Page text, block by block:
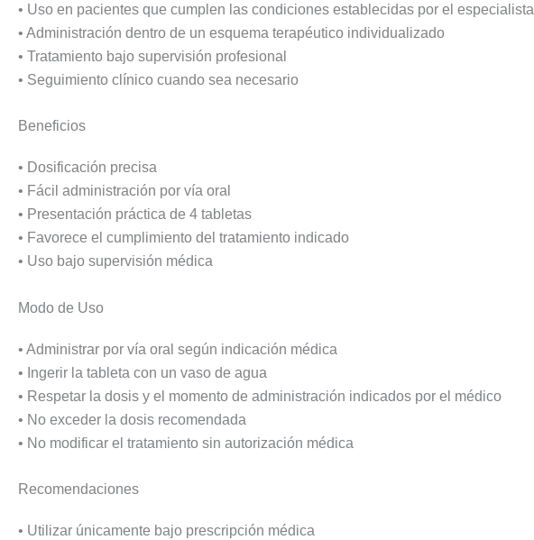
• Uso en pacientes que cumplen las condiciones establecidas por el especialista
• Administración dentro de un esquema terapéutico individualizado
• Tratamiento bajo supervisión profesional
• Seguimiento clínico cuando sea necesario
Beneficios
• Dosificación precisa
• Fácil administración por vía oral
• Presentación práctica de 4 tabletas
• Favorece el cumplimiento del tratamiento indicado
• Uso bajo supervisión médica
Modo de Uso
• Administrar por vía oral según indicación médica
• Ingerir la tableta con un vaso de agua
• Respetar la dosis y el momento de administración indicados por el médico
• No exceder la dosis recomendada
• No modificar el tratamiento sin autorización médica
Recomendaciones
• Utilizar únicamente bajo prescripción médica